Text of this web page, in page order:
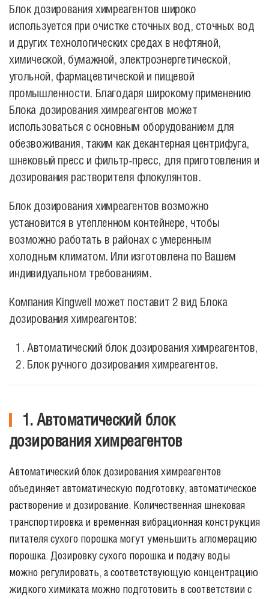
Блок дозирования химреагентов широко
используется при очистке сточных вод, сточных вод
и других технологических средах в нефтяной,
химической, бумажной, электроэнергетической,
угольной, фармацевтической и пищевой
промышленности. Благодаря широкому применению
Блока дозирования химреагентов может
использоваться с основным оборудованием для
обезвоживания, таким как декантерная центрифуга,
шнековый пресс и фильтр-пресс, для приготовления и
дозирования растворителя флокулянтов.
Блок дозирования химреагентов возможно
установится в утепленном контейнере, чтобы
возможно работать в районах с умеренным
холодным климатом. Или изготовлена по Вашем
индивидуальном требованиям.
Компания Kingwell может поставит 2 вид Блока
дозированияхимреагентов:
Автоматический блок дозирования химреагентов,
Блокручного дозирования химреагентов.
1. Автоматический блок
дозирования химреагентов
Автоматическийблок дозирования химреагентов
объединяет автоматическую подготовку, автоматическое
растворение и дозирование. Количественная шнековая
транспортировка и временная вибрационная конструкция
питателя сухого порошка могут уменьшить агломерацию
порошка. Дозировку сухого порошка и подачу воды
можно регулировать, а соответствующую концентрацию
жидкого химиката можно подготовить в соответствии с